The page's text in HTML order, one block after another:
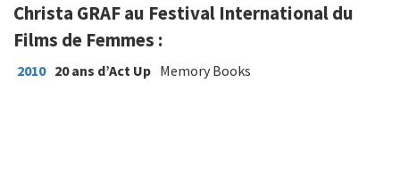
Christa GRAF au Festival International du
Films de Femmes :
2010 20 ans d’Act Up Memory Books